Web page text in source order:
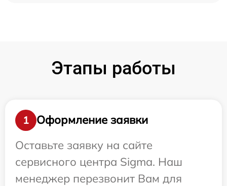
Этапы работы
1
Оформление заявки
Оставьте заявку на сайте
сервисного центра Sigma. Наш
менеджер перезвонит Вам для